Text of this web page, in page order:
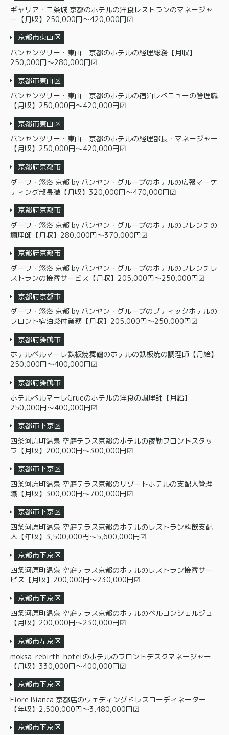
ギャリア・二条城 京都のホテルの洋食レストランのマネージャ
ー【月収】250,000円～420,000円☑
京都市東山区
バンヤンツリー・東山 京都のホテルの経理総務【月収】
250,000円～280,000円☑
京都市東山区
バンヤンツリー・東山 京都のホテルの宿泊レベニューの管理職
【月収】250,000円～420,000円☑
京都市東山区
バンヤンツリー・東山 京都のホテルの経理部長・マネージャー
【月収】250,000円～420,000円☑
京都府京都市
ダーワ・悠洛 京都 by バンヤン・グループのホテルの広報マーケ
ティング部長職【月収】320,000円〜470,000円☑
京都府京都市
ダーワ・悠洛 京都 by バンヤン・グループのホテルのフレンチの
調理師【月収】280,000円〜370,000円☑
京都府京都市
ダーワ・悠洛 京都 by バンヤン・グループのホテルのフレンチレ
ストランの接客サービス【月収】205,000円〜250,000円☑
京都府京都市
ダーワ・悠洛 京都 by バンヤン・グループのブティックホテルの
フロント宿泊受付業務【月収】205,000円〜250,000円☑
京都府舞鶴市
ホテルベルマーレ鉄板焼舞鶴のホテルの鉄板焼の調理師【月給】
250,000円〜400,000円☑
京都府舞鶴市
ホテルベルマーレGrueのホテルの洋食の調理師【月給】
250,000円〜400,000円☑
京都市下京区
四条河原町温泉 空庭テラス京都のホテルの夜勤フロントスタッ
フ【月収】200,000円～300,000円☑
京都市下京区
四条河原町温泉 空庭テラス京都のリゾートホテルの支配人管理
職【月収】300,000円～700,000円☑
京都市下京区
四条河原町温泉 空庭テラス京都のホテルのレストラン料飲支配
人【年収】3,500,000円〜5,600,000円☑
京都市下京区
四条河原町温泉 空庭テラス京都のホテルのレストラン接客サー
ビス【月収】200,000円～230,000円☑
京都市下京区
四条河原町温泉 空庭テラス京都のホテルのベルコンシェルジュ
【月収】200,000円～230,000円☑
京都市左京区
moksa rebirth hotelのホテルのフロントデスクマネージャー
【月収】330,000円～400,000円☑
京都市下京区
Fiore Bianca 京都店のウェディングドレスコーディネーター
【年収】2,500,000円〜3,480,000円☑
京都市下京区